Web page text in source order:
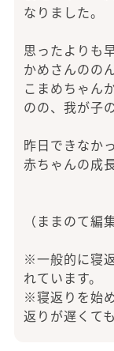
なりました。
思ったよりも
かめさんのの
こまめちゃん
のの、我が子
昨日できなか
赤ちゃんの成
（ままのて編
※一般的に寝
れています。
※寝返りを始
返りが遅くて